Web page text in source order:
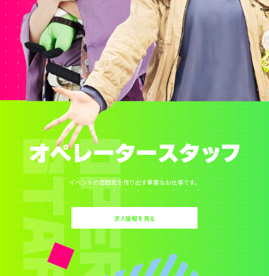
イベントの雰囲気を作り出す重要なお仕事です。
求人情報を見る